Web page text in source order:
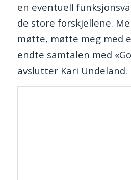
en eventuell
de store forskjellene.
møtte, møtte meg med
endte samtalen med
avslutter Kari Undeland.